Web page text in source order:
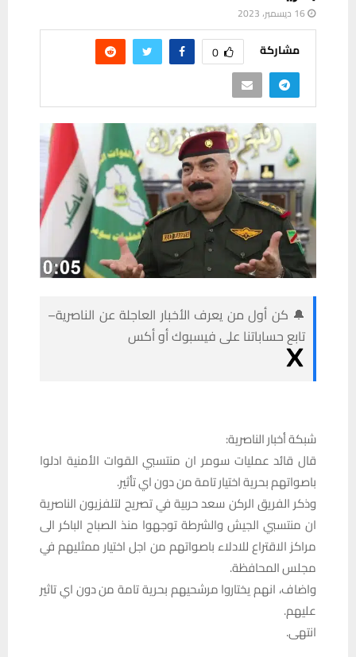
16 ديسمبر، 2023
مشاركة 0
🔔 كن أول من يعرف الأخبار العاجلة عن الناصرية–
تابع حساباتنا على فيسبوك أو أكس
شبكة أخبار الناصرية:
قال قائد عمليات سومر ان منتسبي القوات الأمنية ادلوا
باصواتهم بحرية اختيار تامة من دون اي تأثير.
وذكر الفريق الركن سعد حربية في تصريح لتلفزيون الناصرية
ان منتسبي الجيش والشرطة توجهوا منذ الصباح الباكر الى
مراكز الاقتراع للادلاء باصواتهم من اجل اختيار ممثليهم في
مجلس المحافظة.
واضاف، انهم يختاروا مرشحيهم بحرية تامة من دون اي تاثير
عليهم.
انتهى.